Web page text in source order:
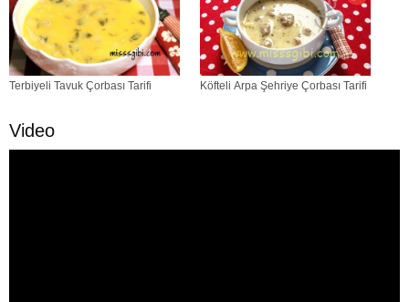
Terbiyeli Tavuk Çorbası Tarifi Köfteli Arpa Şehriye Çorbası Tarifi
Video